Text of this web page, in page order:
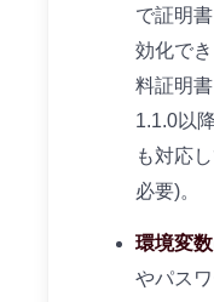
で証明
効化で
料証明
1.1.0以
も対応
必要)。
環境変
やパス